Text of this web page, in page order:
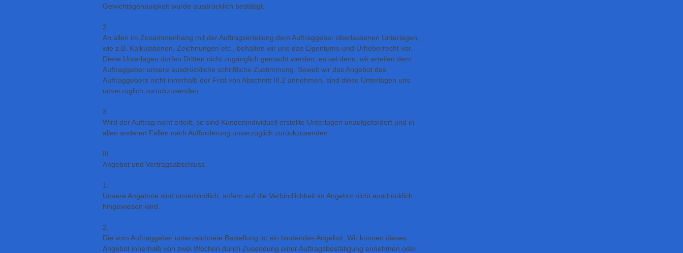
Gewichtsgenauigkeit wurde ausdrücklich bestätigt.
2.
An allen im Zusammenhang mit der Auftragserteilung dem Auftraggeber überlassenen Unterlagen,
wie z.B. Kalkulationen, Zeichnungen etc., behalten wir uns das Eigentums-und Urheberrecht vor.
Diese Unterlagen dürfen Dritten nicht zugänglich gemacht werden, es sei denn, wir erteilen dem
Auftraggeber unsere ausdrückliche schriftliche Zustimmung. Soweit wir das Angebot des
Auftraggebers nicht innerhalb der Frist von Abschnitt III.2 annehmen, sind diese Unterlagen uns
unverzüglich zurückzusenden.
3.
Wird der Auftrag nicht erteilt, so sind Kundenindividuell erstellte Unterlagen unaufgefordert und in
allen anderen Fällen nach Aufforderung unverzüglich zurückzusenden.
III
Angebot und Vertragsabschluss
1.
Unsere Angebote sind unverbindlich, sofern auf die Verbindlichkeit im Angebot nicht ausdrücklich
hingewiesen wird.
2.
Die vom Auftraggeber unterzeichnete Bestellung ist ein bindendes Angebot. Wir können dieses
Angebot innerhalb von zwei Wochen durch Zusendung einer Auftragsbestätigung annehmen oder